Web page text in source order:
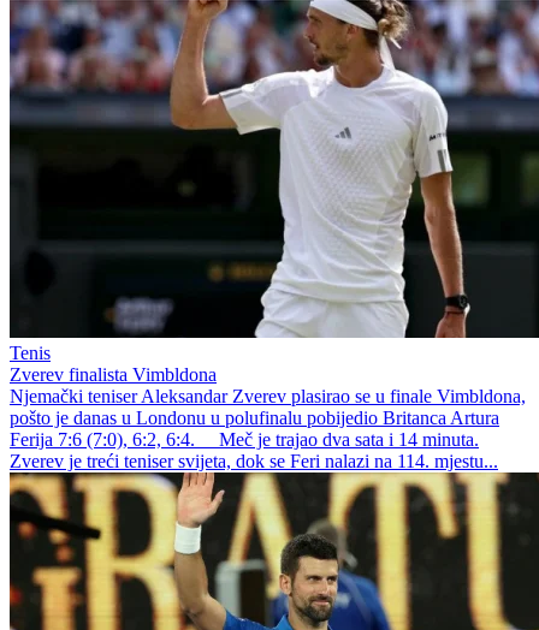
Tenis
Zverev finalista Vimbldona
Njemački teniser Aleksandar Zverev plasirao se u finale Vimbldona,
pošto je danas u Londonu u polufinalu pobijedio Britanca Artura
Ferija 7:6 (7:0), 6:2, 6:4. Meč je trajao dva sata i 14 minuta.
Zverev je treći teniser svijeta, dok se Feri nalazi na 114. mjestu...